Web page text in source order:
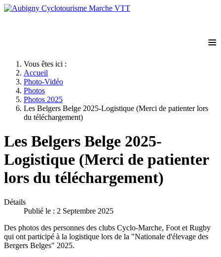
≡
Vous êtes ici :
Accueil
Photo-Vidéo
Photos
Photos 2025
Les Belgers Belge 2025-Logistique (Merci de patienter lors
du téléchargement)
Les Belgers Belge 2025-
Logistique (Merci de patienter
lors du téléchargement)
Détails
Publié le : 2 Septembre 2025
Des photos des personnes des clubs Cyclo-Marche, Foot et Rugby
qui ont participé à la logistique lors de la "Nationale d'élevage des
Bergers Belges" 2025.